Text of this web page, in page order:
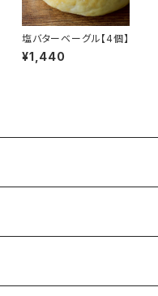
塩バターベーグル【4個】
¥1,440